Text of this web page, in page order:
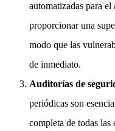
automatizadas para
proporcionar una
modo que las
de inmediato.
Auditorías de
periódicas son
completa de todas las